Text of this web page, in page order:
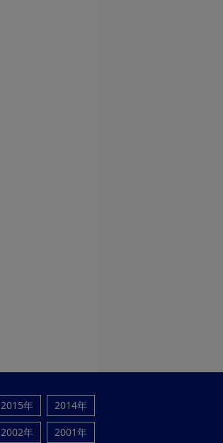
2015年
2014年
2002年 2001年